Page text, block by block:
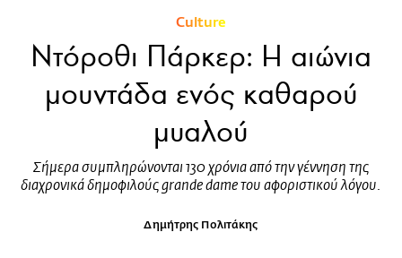
Culture
Ντόροθι Πάρκερ: Η αιώνια
μουντάδα ενός καθαρού
μυαλού
Σήμερα συμπληρώνονται 130 χρόνια από την γέννηση της
διαχρονικά δημοφιλούς grande dame του αφοριστικού λόγου.
Δημήτρης Πολιτάκης